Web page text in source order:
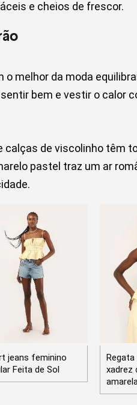
e cheios de frescor.
o melhor da moda
bem e vestir o calor
calças de viscolinho têm
pastel traz um ar
jeans feminino
Feita de Sol
xadrez